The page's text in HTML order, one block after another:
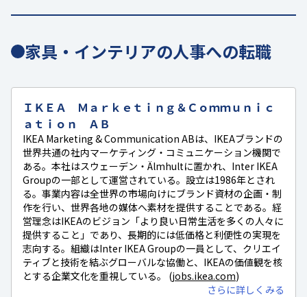
家具・インテリアの人事への転職
ＩＫＥＡ Ｍａｒｋｅｔｉｎｇ＆Ｃｏｍｍｕｎｉｃ
ａｔｉｏｎ ＡＢ
IKEA Marketing & Communication ABは、IKEAブランドの
世界共通の社内マーケティング・コミュニケーション機関で
ある。本社はスウェーデン・Älmhultに置かれ、Inter IKEA
Groupの一部として運営されている。設立は1986年とされ
る。事業内容は全世界の市場向けにブランド資材の企画・制
作を行い、世界各地の媒体へ素材を提供することである。経
営理念はIKEAのビジョン「より良い日常生活を多くの人々に
提供すること」であり、長期的には低価格と利便性の実現を
志向する。組織はInter IKEA Groupの一員として、クリエイ
ティブと技術を結ぶグローバルな協働と、IKEAの価値観を核
とする企業文化を重視している。 (jobs.ikea.com)
さらに詳しくみる